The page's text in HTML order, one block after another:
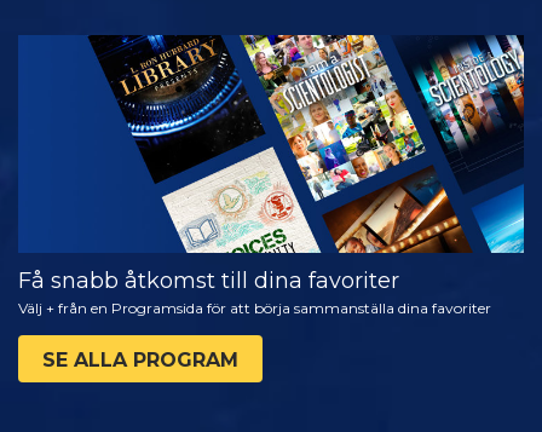
TITTA
UTFORSKA
SERIEN
Få snabb åtkomst till dina favoriter
Välj + från en Programsida för att börja sammanställa dina favoriter
SE ALLA PROGRAM